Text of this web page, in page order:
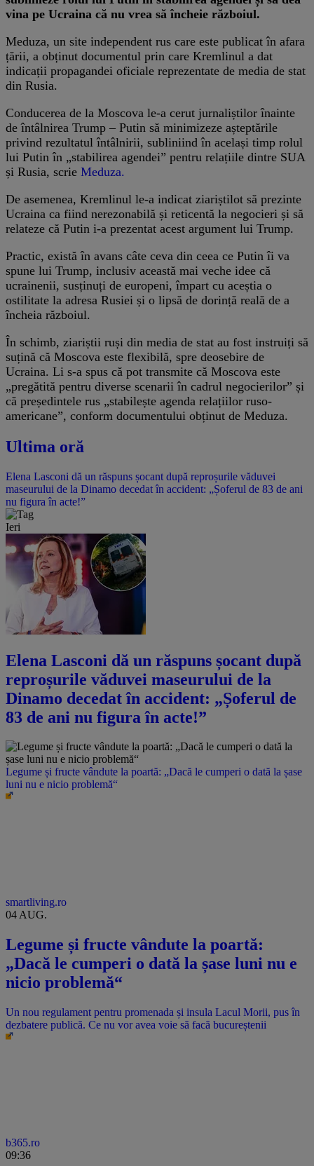
vina pe Ucraina că nu vrea să încheie războiul.
Meduza, un site independent rus care este publicat în afara
țării, a obținut documentul prin care Kremlinul a dat
indicații propagandei oficiale reprezentate de media de stat
din Rusia.
Conducerea de la Moscova le-a cerut jurnaliștilor înainte
de întâlnirea Trump – Putin să minimizeze așteptările
privind rezultatul întâlnirii, subliniind în același timp rolul
lui Putin în „stabilirea agendei” pentru relațiile dintre SUA
și Rusia, scrie Meduza.
De asemenea, Kremlinul le-a indicat ziariștilot să prezinte
Ucraina ca fiind nerezonabilă și reticentă la negocieri și să
relateze că Putin i-a prezentat acest argument lui Trump.
Practic, există în avans câte ceva din ceea ce Putin îi va
spune lui Trump, inclusiv această mai veche idee că
ucrainenii, susținuți de europeni, împart cu aceștia o
ostilitate la adresa Rusiei și o lipsă de dorință reală de a
încheia războiul.
În schimb, ziariștii ruși din media de stat au fost instruiți să
suțină că Moscova este flexibilă, spre deosebire de
Ucraina. Li s-a spus că pot transmite că Moscova este
„pregătită pentru diverse scenarii în cadrul negocierilor” și
că președintele rus „stabilește agenda relațiilor ruso-
americane”, conform documentului obținut de Meduza.
Ultima oră
Elena Lasconi dă un răspuns șocant după reproșurile văduvei
maseurului de la Dinamo decedat în accident: „Șoferul de 83 de ani
nu figura în acte!”
Ieri
Elena Lasconi dă un răspuns șocant după
reproșurile văduvei maseurului de la
Dinamo decedat în accident: „Șoferul de
83 de ani nu figura în acte!”
Legume și fructe vândute la poartă: „Dacă le cumperi o dată la șase
luni nu e nicio problemă“
smartliving.ro
04 AUG.
Legume și fructe vândute la poartă:
„Dacă le cumperi o dată la șase luni nu e
nicio problemă“
Un nou regulament pentru promenada și insula Lacul Morii, pus în
dezbatere publică. Ce nu vor avea voie să facă bucureștenii
b365.ro
09:36